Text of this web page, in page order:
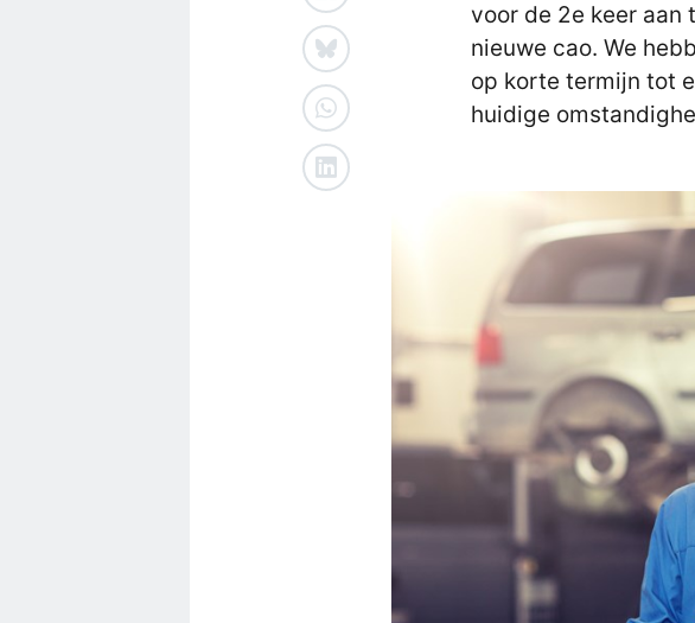
voor de 2e keer aan
nieuwe cao. We
op korte termijn tot
huidige